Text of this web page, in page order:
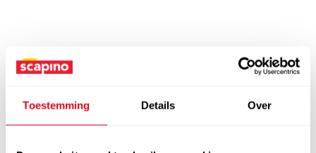
Toestemming Details Over